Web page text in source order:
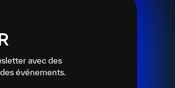
avec des
événements.